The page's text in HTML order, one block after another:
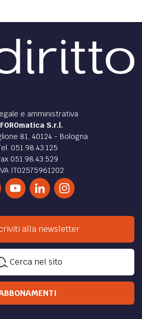
e amministrativa
S.r.l.
81, 40124 - Bologna
051.98.43.125
051.98.43.529
IT02575961202
alla newsletter
Cerca nel sito